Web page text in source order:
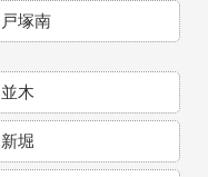
戸塚南
並木
新堀